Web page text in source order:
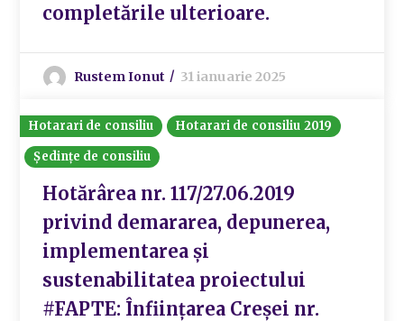
completările ulterioare.
Rustem Ionut 31 ianuarie 2025
Hotarari de consiliu
Hotarari de consiliu 2019
Ședințe de consiliu
Hotărârea nr. 117/27.06.2019
privind demararea, depunerea,
implementarea și
sustenabilitatea proiectului
#FAPTE: Înființarea Creșei nr.